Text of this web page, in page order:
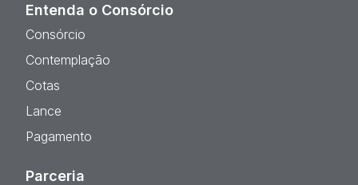
Entenda o Consórcio
Consórcio
Contemplação
Cotas
Lance
Pagamento
Parceria